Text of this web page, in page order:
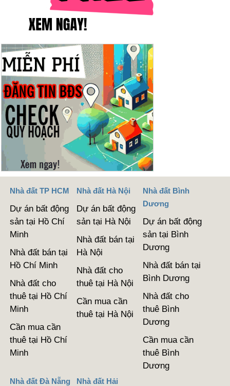
Nhà đất TP HCM
Dự án bất động
sản tại Hồ Chí
Minh
Nhà đất bán tại
Hồ Chí Minh
Nhà đất cho
thuê tại Hồ Chí
Minh
Cần mua cần
thuê tại Hồ Chí
Minh
Nhà đất Hà Nội
Dự án bất động
sản tại Hà Nội
Nhà đất bán tại
Hà Nội
Nhà đất cho
thuê tại Hà Nội
Cần mua cần
thuê tại Hà Nội
Nhà đất Bình
Dương
Dự án bất động
sản tại Bình
Dương
Nhà đất bán tại
Bình Dương
Nhà đất cho
thuê Bình
Dương
Cần mua cần
thuê Bình
Dương
Nhà đất Đà Nẵng
Nhà đất Hải